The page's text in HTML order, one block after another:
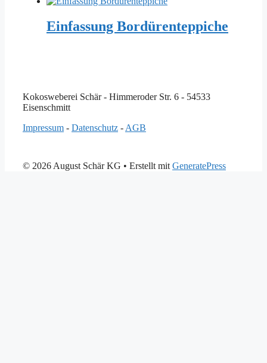
Einfassung Bordürenteppiche
Kokosweberei Schär - Himmeroder Str. 6 - 54533
Eisenschmitt
Impressum - Datenschutz - AGB
© 2026 August Schär KG • Erstellt mit GeneratePress